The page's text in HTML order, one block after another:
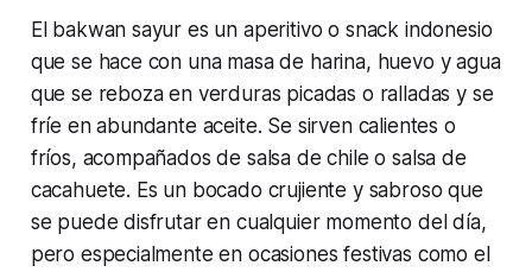
El bakwan sayur es un aperitivo o snack indonesio
que se hace con una masa de harina, huevo y agua
que se reboza en verduras picadas o ralladas y se
fríe en abundante aceite. Se sirven calientes o
fríos, acompañados de salsa de chile o salsa de
cacahuete. Es un bocado crujiente y sabroso que
se puede disfrutar en cualquier momento del día,
pero especialmente en ocasiones festivas como el